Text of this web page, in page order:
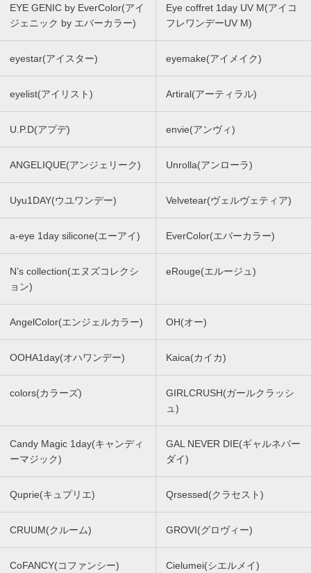
EYE GENIC by EverColor(アイ
ジェニック by エバーカラー)
Eye coffret 1day UV M(アイコ
フレワンデーUV M)
eyestar(アイスター) eyemake(アイメイク)
eyelist(アイリスト) Artiral(アーティラル)
U.P.D(アプデ) envie(アンヴィ)
ANGELIQUE(アンジェリーク) Unrolla(アンローラ)
Uyu1DAY(ウユワンデー) Velvetear(ヴェルヴェティア)
a-eye 1day silicone(エーアイ) EverColor(エバーカラー)
N’s collection(エヌズコレクシ
ョン)
eRouge(エルージュ)
AngelColor(エンジェルカラー) OH(オー)
OOHA1day(オハワンデー) Kaica(カイカ)
colors(カラーズ)
GIRLCRUSH(ガールクラッシ
ュ)
Candy Magic 1day(キャンディ
ーマジック)
GAL NEVER DIE(ギャルネバー
ダイ)
Quprie(キュプリエ) Qrsessed(クラセスト)
CRUUM(クルーム) GROVI(グロヴィー)
CoFANCY(コファンシー) Cielumei(シエルメイ)